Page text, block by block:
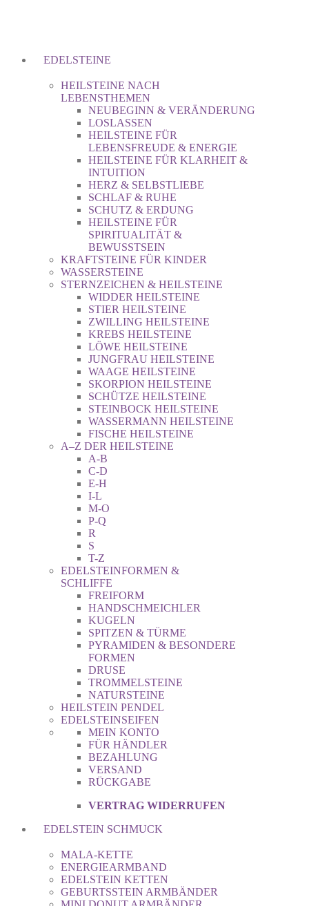
EDELSTEINE
HEILSTEINE NACH
LEBENSTHEMEN
NEUBEGINN & VERÄNDERUNG
LOSLASSEN
HEILSTEINE FÜR
LEBENSFREUDE & ENERGIE
HEILSTEINE FÜR KLARHEIT &
INTUITION
HERZ & SELBSTLIEBE
SCHLAF & RUHE
SCHUTZ & ERDUNG
HEILSTEINE FÜR
SPIRITUALITÄT &
BEWUSSTSEIN
KRAFTSTEINE FÜR KINDER
WASSERSTEINE
STERNZEICHEN & HEILSTEINE
WIDDER HEILSTEINE
STIER HEILSTEINE
ZWILLING HEILSTEINE
KREBS HEILSTEINE
LÖWE HEILSTEINE
JUNGFRAU HEILSTEINE
WAAGE HEILSTEINE
SKORPION HEILSTEINE
SCHÜTZE HEILSTEINE
STEINBOCK HEILSTEINE
WASSERMANN HEILSTEINE
FISCHE HEILSTEINE
A–Z DER HEILSTEINE
A-B
C-D
E-H
I-L
M-O
P-Q
R
S
T-Z
EDELSTEINFORMEN &
SCHLIFFE
FREIFORM
HANDSCHMEICHLER
KUGELN
SPITZEN & TÜRME
PYRAMIDEN & BESONDERE
FORMEN
DRUSE
TROMMELSTEINE
NATURSTEINE
HEILSTEIN PENDEL
EDELSTEINSEIFEN
MEIN KONTO
FÜR HÄNDLER
BEZAHLUNG
VERSAND
RÜCKGABE
VERTRAG WIDERRUFEN
EDELSTEIN SCHMUCK
MALA-KETTE
ENERGIEARMBAND
EDELSTEIN KETTEN
GEBURTSSTEIN ARMBÄNDER